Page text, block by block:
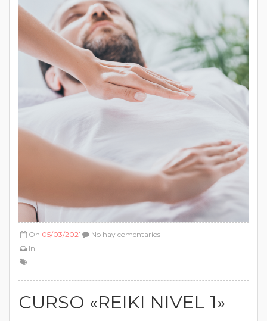
On 05/03/2021
In
No hay comentarios
CURSO «REIKI NIVEL 1»